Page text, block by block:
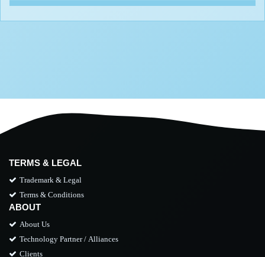
TERMS & LEGAL
Trademark & Legal
Terms & Conditions
ABOUT
About Us
Technology Partner / Alliances
Clients